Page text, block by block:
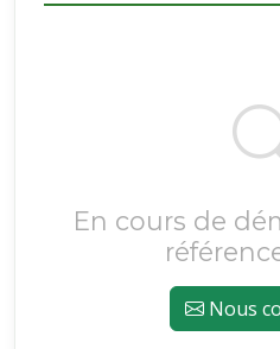
En cours de
Nous